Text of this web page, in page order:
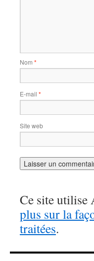
Nom *
E-mail *
Site web
Ce site utilise
plus sur la
traitées.